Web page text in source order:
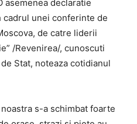
asemenea declaratie
cadrul unei conferinte de
de catre liderii
/Revenirea/, cunoscuti
Stat, noteaza cotidianul
s-a schimbat foarte